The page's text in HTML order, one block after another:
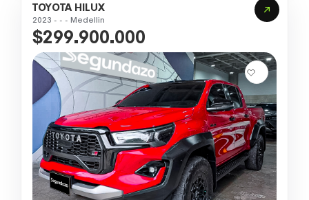
TOYOTA HILUX
2023 - - - Medellin
$299.900.000